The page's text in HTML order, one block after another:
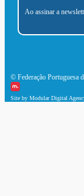
Ao assinar a
© Federação Portuguesa
Site by Modular Digital